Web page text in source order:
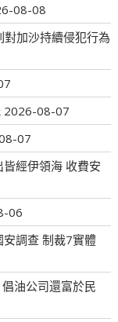
08-08
加沙持續侵犯行為
2026-08-07
07
經伊領海 收費安
06
調查 制裁7實體
油公司還富於民